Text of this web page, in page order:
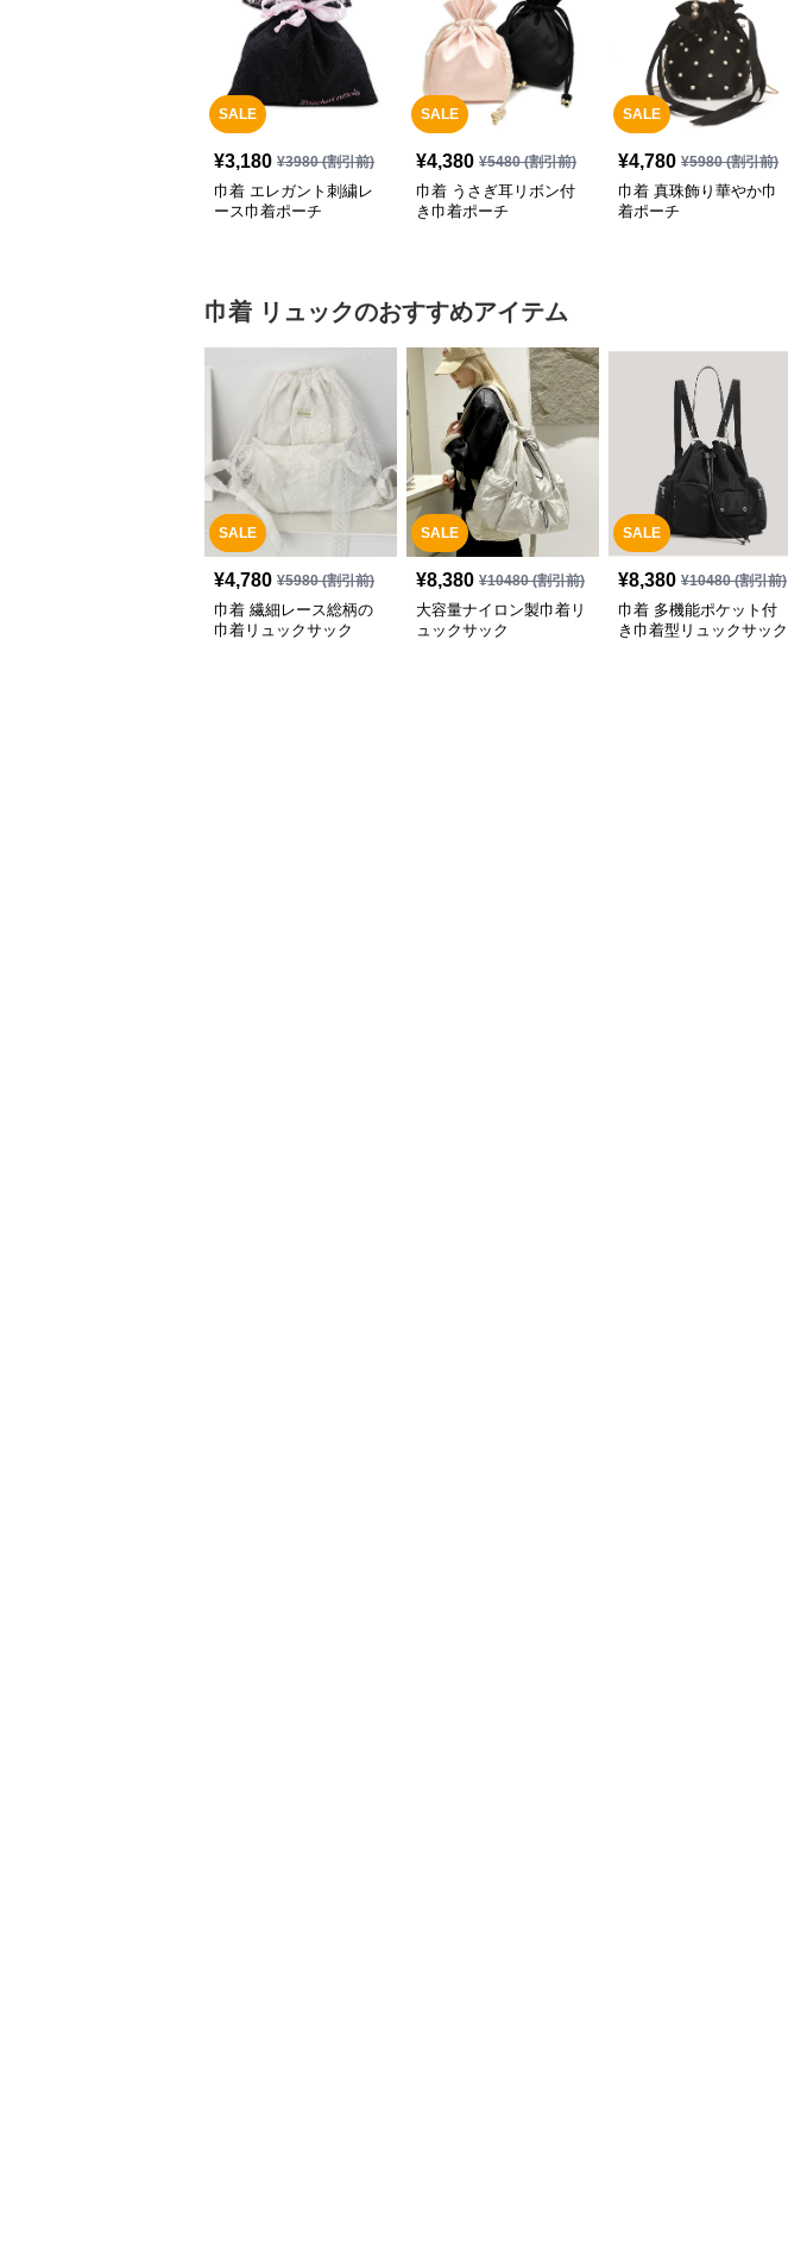
SALE
¥3,180 ¥3980(割引前)
巾着 エレガント刺繍レ
ース巾着ポーチ
SALE
¥4,380 ¥5480(割引前)
巾着 うさぎ耳リボン付
き巾着ポーチ
SALE
¥4,780 ¥5980(割引前)
巾着 真珠飾り華やか巾
着ポーチ
巾着 リュックのおすすめアイテム
SALE
¥4,780 ¥5980(割引前)
巾着 繊細レース総柄の
巾着リュックサック
SALE
¥8,380 ¥10480(割引前)
大容量ナイロン製巾着リ
ュックサック
SALE
¥8,380 ¥10480(割引前)
巾着 多機能ポケット付
き巾着型リュックサック